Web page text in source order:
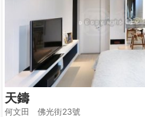
天鑄
何文田 佛光街23號